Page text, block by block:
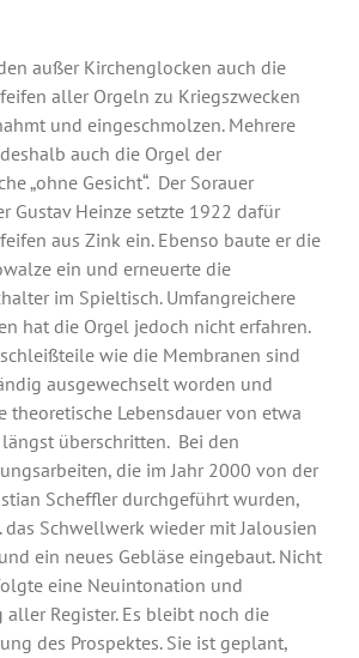
außer Kirchenglocken auch die
aller Orgeln zu Kriegszwecken
und eingeschmolzen. Mehrere
auch die Orgel der
„ohne Gesicht“. Der Sorauer
Gustav Heinze setzte 1922 dafür
aus Zink ein. Ebenso baute er die
ein und erneuerte die
im Spieltisch. Umfangreichere
hat die Orgel jedoch nicht erfahren.
wie die Membranen sind
ausgewechselt worden und
theoretische Lebensdauer von etwa
längst überschritten. Bei den
die im Jahr 2000 von der
Scheffler durchgeführt wurden,
das Schwellwerk wieder mit Jalousien
ein neues Gebläse eingebaut. Nicht
eine Neuintonation und
aller Register. Es bleibt noch die
des Prospektes. Sie ist geplant,